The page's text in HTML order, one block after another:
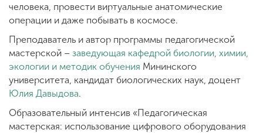
человека, провести виртуальные анатомические
операции и даже побывать в космосе.
Преподаватель и автор программы педагогической
мастерской – заведующая кафедрой биологии, химии,
экологии и методик обучения Мининского
университета, кандидат биологических наук, доцент
Юлия Давыдова.
Образовательный интенсив «Педагогическая
мастерская: использование цифрового оборудования